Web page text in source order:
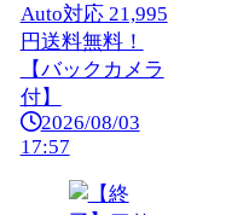
Auto対応 21,995
円送料無料！
【バックカメラ
付】
2026/08/03
17:57